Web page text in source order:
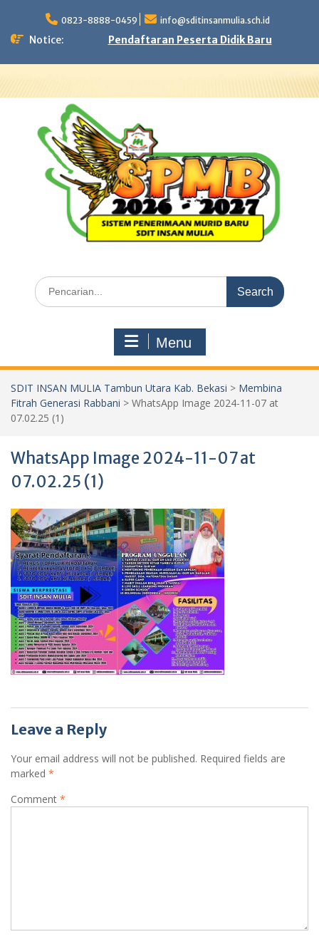
content
0823-8888-0459 info@sditinsanmulia.sch.id
Notice: Pendaftaran Peserta Didik Baru
Search
for:
Menu
SDIT INSAN MULIA Tambun Utara Kab. Bekasi > Membina
Fitrah Generasi Rabbani > WhatsApp Image 2024-11-07 at
07.02.25 (1)
WhatsApp Image 2024-11-07 at
07.02.25 (1)
Leave a Reply
Your email address will not be published. Required fields are
marked *
Comment *